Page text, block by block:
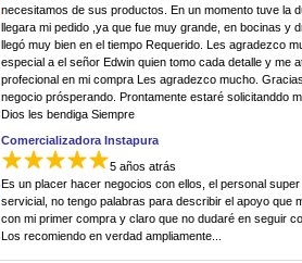
necesitamos de sus productos. En un momento tuve la
llegara mi pedido ,ya que fue muy grande, en bocinas y
llegó muy bien en el tiempo Requerido. Les agradezco
especial a el señor Edwin quien tomo cada detalle y me
profecional en mi compra Les agradezco mucho.
negocio prósperando. Prontamente estaré solicitanddo
Dios les bendiga Siempre
Comercializadora Instapura
5 años atrás
Es un placer hacer negocios con ellos, el personal
servicial, no tengo palabras para describir el apoyo que
con mi primer compra y claro que no dudaré en seguir
Los recomiendo en verdad ampliamente...